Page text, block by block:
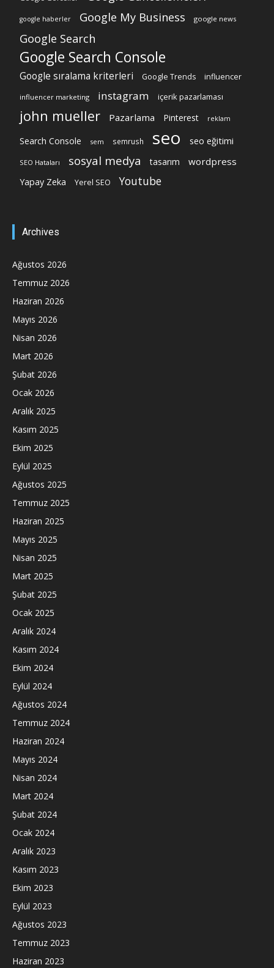
google haberler Google My Business google news
Google Search
Google Search Console
Google sıralama kriterleri Google Trends influencer
influencer marketing instagram içerik pazarlaması
john mueller Pazarlama Pinterest reklam
Search Console sem semrush seo seo eğitimi
SEO Hataları sosyal medya tasarım wordpress
Yapay Zeka Yerel SEO Youtube
Archives
Ağustos 2026
Temmuz 2026
Haziran 2026
Mayıs 2026
Nisan 2026
Mart 2026
Şubat 2026
Ocak 2026
Aralık 2025
Kasım 2025
Ekim 2025
Eylül 2025
Ağustos 2025
Temmuz 2025
Haziran 2025
Mayıs 2025
Nisan 2025
Mart 2025
Şubat 2025
Ocak 2025
Aralık 2024
Kasım 2024
Ekim 2024
Eylül 2024
Ağustos 2024
Temmuz 2024
Haziran 2024
Mayıs 2024
Nisan 2024
Mart 2024
Şubat 2024
Ocak 2024
Aralık 2023
Kasım 2023
Ekim 2023
Eylül 2023
Ağustos 2023
Temmuz 2023
Haziran 2023